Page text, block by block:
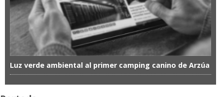
Luz verde ambiental al primer camping canino de Arzúa